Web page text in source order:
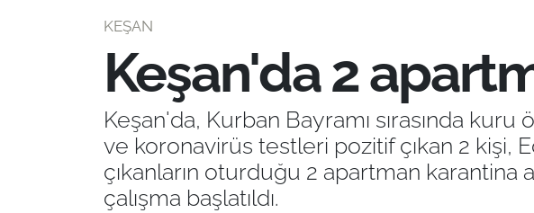
KEŞAN
Keşan'da 2
Keşan'da, Kurban Bayramı sırasında
ve koronavirüs testleri pozitif çıkan 2 kişi,
çıkanların oturduğu 2 apartman karantina
çalışma başlatıldı.
E-GAZETE
SİYASET
GÜNDEM
EKONOMİ